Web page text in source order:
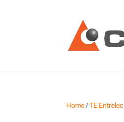
Home/TE Entrelec